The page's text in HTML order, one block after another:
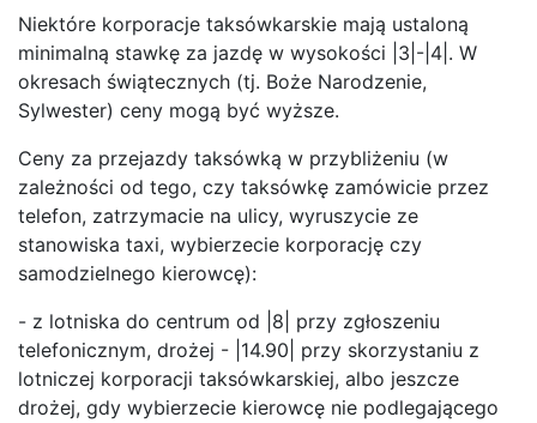
Niektóre korporacje taksówkarskie mają ustaloną
minimalną stawkę za jazdę w wysokości |3|-|4|. W
okresach świątecznych (tj. Boże Narodzenie,
Sylwester) ceny mogą być wyższe.
Ceny za przejazdy taksówką w przybliżeniu (w
zależności od tego, czy taksówkę zamówicie przez
telefon, zatrzymacie na ulicy, wyruszycie ze
stanowiska taxi, wybierzecie korporację czy
samodzielnego kierowcę):
- z lotniska do centrum od |8| przy zgłoszeniu
telefonicznym, drożej - |14.90| przy skorzystaniu z
lotniczej korporacji taksówkarskiej, albo jeszcze
drożej, gdy wybierzecie kierowcę nie podlegającego